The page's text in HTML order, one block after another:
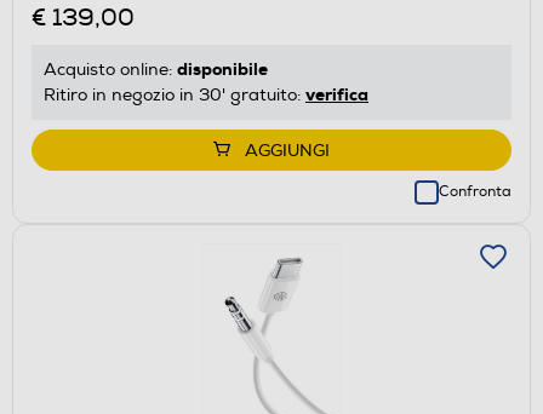
€ 139,00
Acquisto online: disponibile
Ritiro in negozio in 30' gratuito: verifica
AGGIUNGI
Confronta